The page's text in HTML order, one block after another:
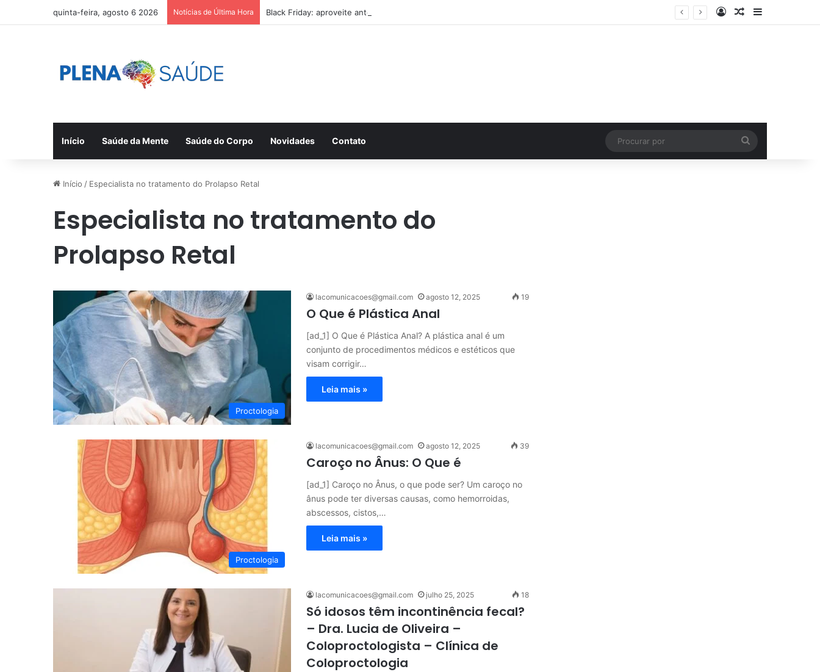
quinta-feira, agosto 6 2026 Notícias de Última Hora Black Friday: aproveite antes que acabe EntrarArtigo aleatório
Barra Lateral
Início Saúde da Mente Saúde do Corpo Novidades Contato
por
Início / Especialista no tratamento do Prolapso Retal
Especialista no tratamento do
Prolapso Retal
Proctologia
lacomunicacoes@gmail.com agosto 12, 2025 19
O Que é Plástica Anal
[ad_1] O Que é Plástica Anal? A plástica anal é um
conjunto de procedimentos médicos e estéticos que
visam corrigir…
Leia mais »
Proctologia
lacomunicacoes@gmail.com agosto 12, 2025 39
Caroço no Ânus: O Que é
[ad_1] Caroço no Ânus, o que pode ser? Um caroço no
ânus pode ter diversas causas, como hemorroidas,
abscessos, cistos,…
Leia mais »
lacomunicacoes@gmail.com julho 25, 2025 18
Só idosos têm incontinência fecal?
– Dra. Lucia de Oliveira –
Coloproctologista – Clínica de
Coloproctologia